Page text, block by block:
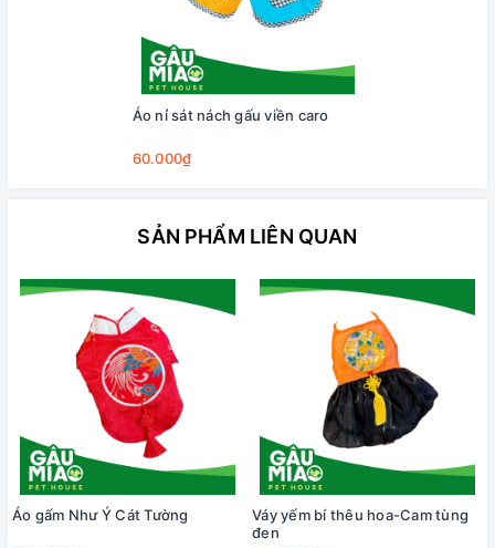
Áo nỉ sát nách gấu viền caro
60.000₫
SẢN PHẨM LIÊN QUAN
Áo gấm Như Ý Cát Tường
Váy yếm bí thêu hoa-Cam tùng
đen